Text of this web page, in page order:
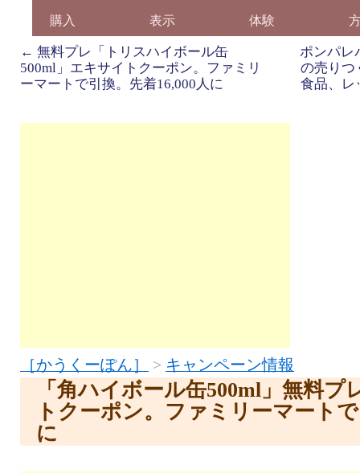
購入 表示 体験
← 無料プレ「トリスハイボール缶
500ml」エキサイトクーポン。ファミリ
ーマートで引換。先着16,000人に
ポンパレ
の売りつ
食品、レ
［かうくーぽん］ > キャンペーン情報
「角ハイボール缶500ml」無料
トクーポン。ファミリーマート
に